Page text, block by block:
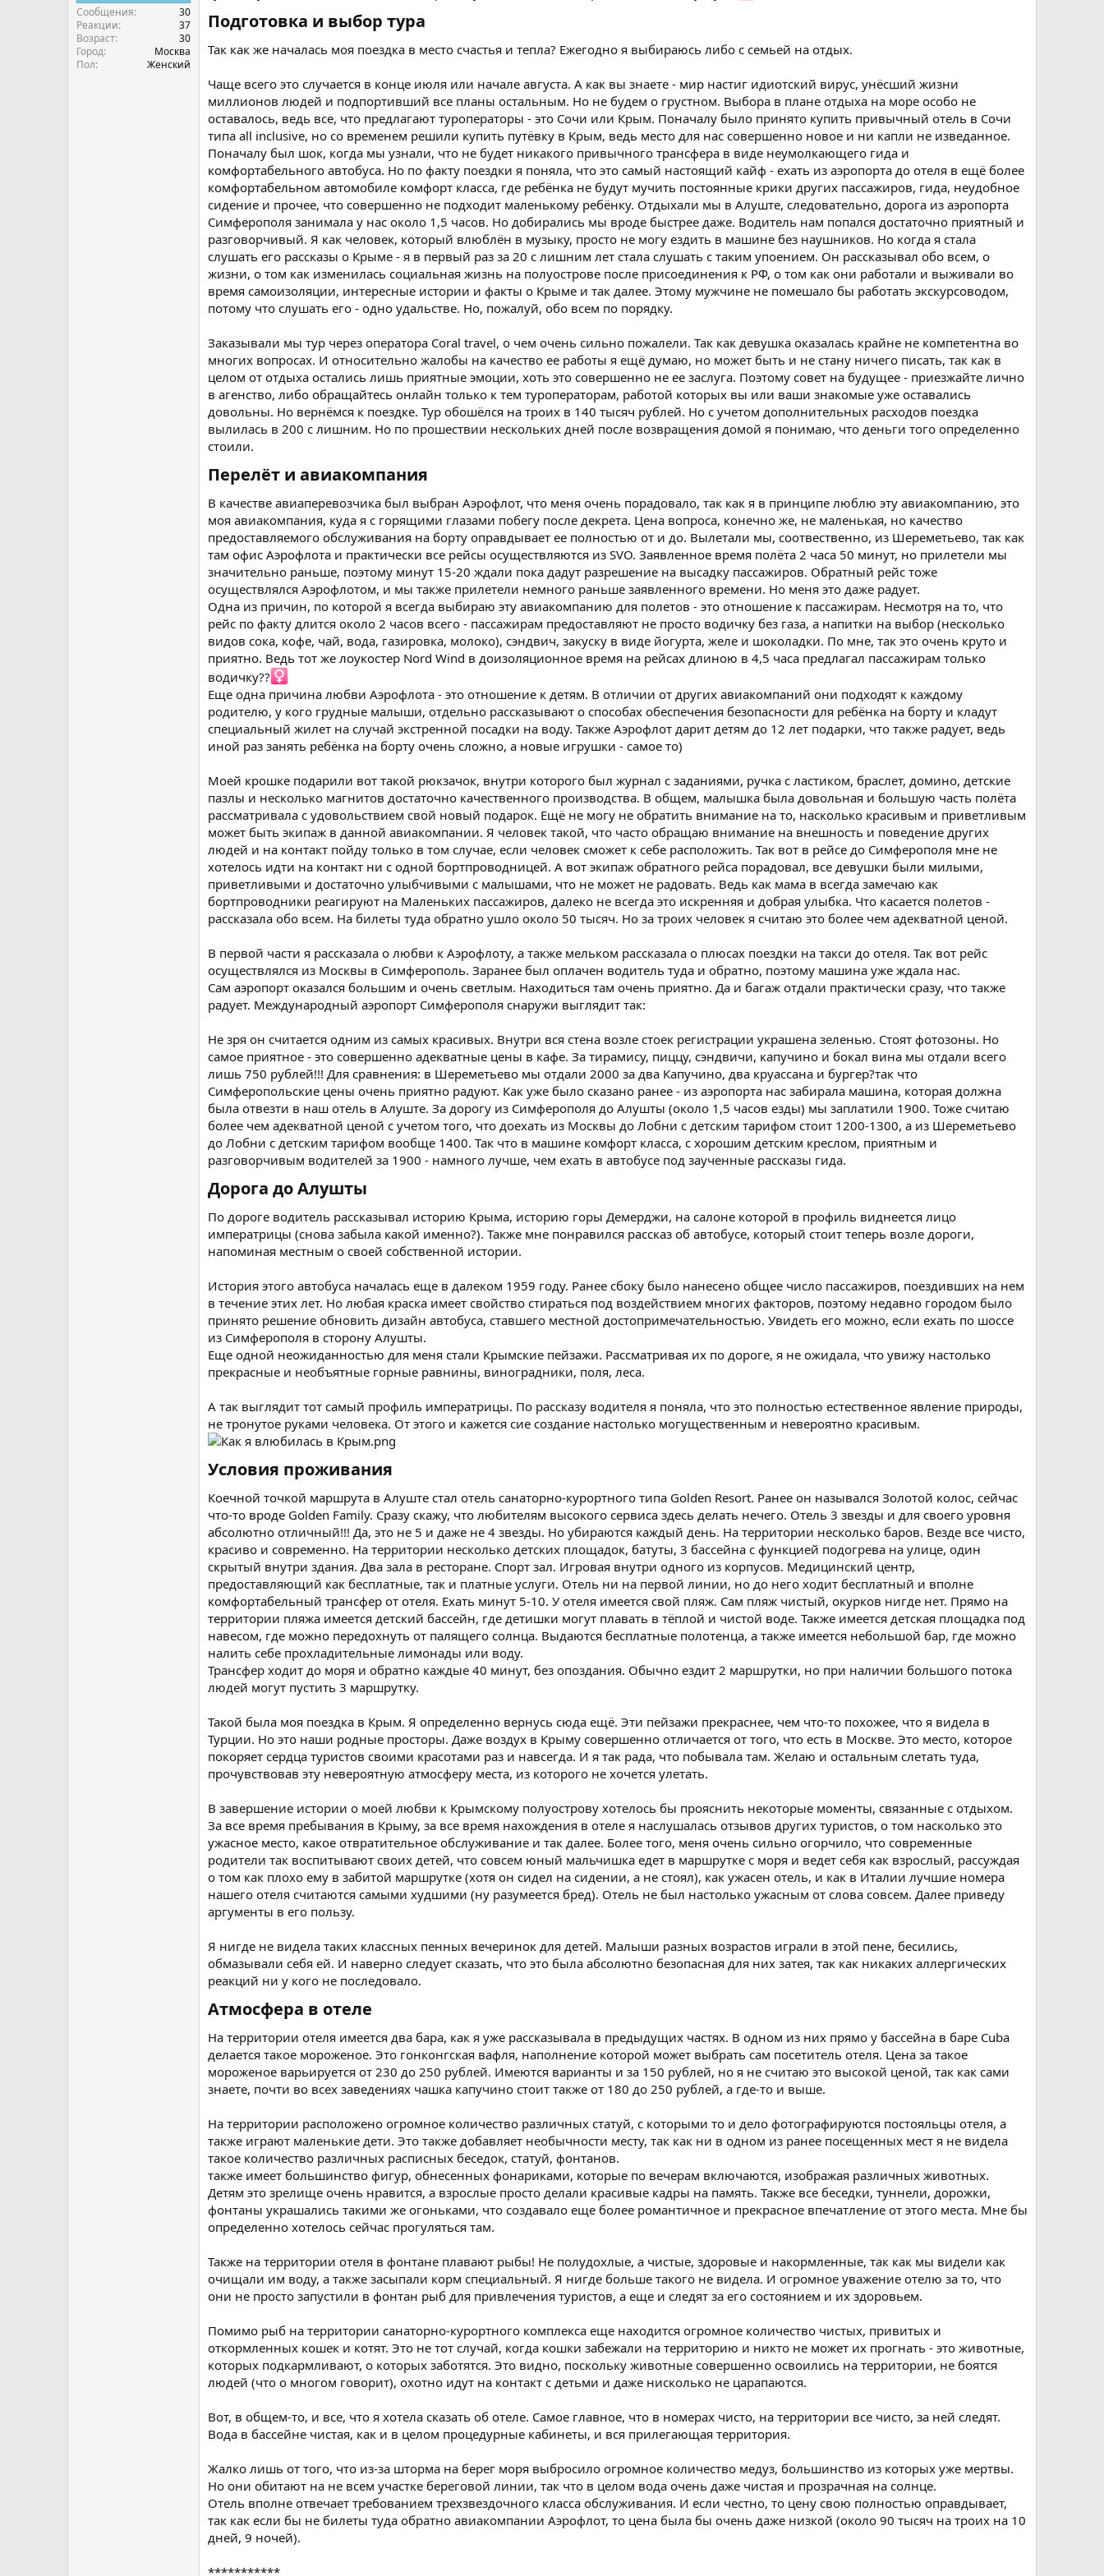
Сообщения
30
Реакции
37
Возраст
30
Город
Москва
Пол
Женский
Подготовка и выбор тура​
Так как же началась моя поездка в место счастья и тепла? Ежегодно я выбираюсь либо с семьей на отдых.
Чаще всего это случается в конце июля или начале августа. А как вы знаете - мир настиг идиотский вирус, унёсший жизни
миллионов людей и подпортивший все планы остальным. Но не будем о грустном. Выбора в плане отдыха на море особо не
оставалось, ведь все, что предлагают туроператоры - это Сочи или Крым. Поначалу было принято купить привычный отель в Сочи
типа all inclusive, но со временем решили купить путёвку в Крым, ведь место для нас совершенно новое и ни капли не изведанное.
Поначалу был шок, когда мы узнали, что не будет никакого привычного трансфера в виде неумолкающего гида и
комфортабельного автобуса. Но по факту поездки я поняла, что это самый настоящий кайф - ехать из аэропорта до отеля в ещё более
комфортабельном автомобиле комфорт класса, где ребёнка не будут мучить постоянные крики других пассажиров, гида, неудобное
сидение и прочее, что совершенно не подходит маленькому ребёнку. Отдыхали мы в Алуште, следовательно, дорога из аэропорта
Симферополя занимала у нас около 1,5 часов. Но добирались мы вроде быстрее даже. Водитель нам попался достаточно приятный и
разговорчивый. Я как человек, который влюблён в музыку, просто не могу ездить в машине без наушников. Но когда я стала
слушать его рассказы о Крыме - я в первый раз за 20 с лишним лет стала слушать с таким упоением. Он рассказывал обо всем, о
жизни, о том как изменилась социальная жизнь на полуострове после присоединения к РФ, о том как они работали и выживали во
время самоизоляции, интересные истории и факты о Крыме и так далее. Этому мужчине не помешало бы работать экскурсоводом,
потому что слушать его - одно удальстве. Но, пожалуй, обо всем по порядку.
Заказывали мы тур через оператора Coral travel, о чем очень сильно пожалели. Так как девушка оказалась крайне не компетентна во
многих вопросах. И относительно жалобы на качество ее работы я ещё думаю, но может быть и не стану ничего писать, так как в
целом от отдыха остались лишь приятные эмоции, хоть это совершенно не ее заслуга. Поэтому совет на будущее - приезжайте лично
в агенство, либо обращайтесь онлайн только к тем туроператорам, работой которых вы или ваши знакомые уже оставались
довольны. Но вернёмся к поездке. Тур обошёлся на троих в 140 тысяч рублей. Но с учетом дополнительных расходов поездка
вылилась в 200 с лишним. Но по прошествии нескольких дней после возвращения домой я понимаю, что деньги того определенно
стоили.
Перелёт и авиакомпания​
В качестве авиаперевозчика был выбран Аэрофлот, что меня очень порадовало, так как я в принципе люблю эту авиакомпанию, это
моя авиакомпания, куда я с горящими глазами побегу после декрета. Цена вопроса, конечно же, не маленькая, но качество
предоставляемого обслуживания на борту оправдывает ее полностью от и до. Вылетали мы, соотвественно, из Шереметьево, так как
там офис Аэрофлота и практически все рейсы осуществляются из SVO. Заявленное время полёта 2 часа 50 минут, но прилетели мы
значительно раньше, поэтому минут 15-20 ждали пока дадут разрешение на высадку пассажиров. Обратный рейс тоже
осуществлялся Аэрофлотом, и мы также прилетели немного раньше заявленного времени. Но меня это даже радует.
Одна из причин, по которой я всегда выбираю эту авиакомпанию для полетов - это отношение к пассажирам. Несмотря на то, что
рейс по факту длится около 2 часов всего - пассажирам предоставляют не просто водичку без газа, а напитки на выбор (несколько
видов сока, кофе, чай, вода, газировка, молоко), сэндвич, закуску в виде йогурта, желе и шоколадки. По мне, так это очень круто и
приятно. Ведь тот же лоукостер Nord Wind в доизоляционное время на рейсах длиною в 4,5 часа предлагал пассажирам только
водичку??‍
Еще одна причина любви Аэрофлота - это отношение к детям. В отличии от других авиакомпаний они подходят к каждому
родителю, у кого грудные малыши, отдельно рассказывают о способах обеспечения безопасности для ребёнка на борту и кладут
специальный жилет на случай экстренной посадки на воду. Также Аэрофлот дарит детям до 12 лет подарки, что также радует, ведь
иной раз занять ребёнка на борту очень сложно, а новые игрушки - самое то)
Моей крошке подарили вот такой рюкзачок, внутри которого был журнал с заданиями, ручка с ластиком, браслет, домино, детские
пазлы и несколько магнитов достаточно качественного производства. В общем, малышка была довольная и большую часть полёта
рассматривала с удовольствием свой новый подарок. Ещё не могу не обратить внимание на то, насколько красивым и приветливым
может быть экипаж в данной авиакомпании. Я человек такой, что часто обращаю внимание на внешность и поведение других
людей и на контакт пойду только в том случае, если человек сможет к себе расположить. Так вот в рейсе до Симферополя мне не
хотелось идти на контакт ни с одной бортпроводницей. А вот экипаж обратного рейса порадовал, все девушки были милыми,
приветливыми и достаточно улыбчивыми с малышами, что не может не радовать. Ведь как мама в всегда замечаю как
бортпроводники реагируют на Маленьких пассажиров, далеко не всегда это искренняя и добрая улыбка. Что касается полетов -
рассказала обо всем. На билеты туда обратно ушло около 50 тысяч. Но за троих человек я считаю это более чем адекватной ценой.
В первой части я рассказала о любви к Аэрофлоту, а также мельком рассказала о плюсах поездки на такси до отеля. Так вот рейс
осуществлялся из Москвы в Симферополь. Заранее был оплачен водитель туда и обратно, поэтому машина уже ждала нас.
Сам аэропорт оказался большим и очень светлым. Находиться там очень приятно. Да и багаж отдали практически сразу, что также
радует. Международный аэропорт Симферополя снаружи выглядит так:
Не зря он считается одним из самых красивых. Внутри вся стена возле стоек регистрации украшена зеленью. Стоят фотозоны. Но
самое приятное - это совершенно адекватные цены в кафе. За тирамису, пиццу, сэндвичи, капучино и бокал вина мы отдали всего
лишь 750 рублей!!! Для сравнения: в Шереметьево мы отдали 2000 за два Капучино, два круассана и бургер?так что
Симферопольские цены очень приятно радуют. Как уже было сказано ранее - из аэропорта нас забирала машина, которая должна
была отвезти в наш отель в Алуште. За дорогу из Симферополя до Алушты (около 1,5 часов езды) мы заплатили 1900. Тоже считаю
более чем адекватной ценой с учетом того, что доехать из Москвы до Лобни с детским тарифом стоит 1200-1300, а из Шереметьево
до Лобни с детским тарифом вообще 1400. Так что в машине комфорт класса, с хорошим детским креслом, приятным и
разговорчивым водителей за 1900 - намного лучше, чем ехать в автобусе под заученные рассказы гида.
Дорога до Алушты​
По дороге водитель рассказывал историю Крыма, историю горы Демерджи, на салоне которой в профиль виднеется лицо
императрицы (снова забыла какой именно?). Также мне понравился рассказ об автобусе, который стоит теперь возле дороги,
напоминая местным о своей собственной истории.
История этого автобуса началась еще в далеком 1959 году. Ранее сбоку было нанесено общее число пассажиров, поездивших на нем
в течение этих лет. Но любая краска имеет свойство стираться под воздействием многих факторов, поэтому недавно городом было
принято решение обновить дизайн автобуса, ставшего местной достопримечательностью. Увидеть его можно, если ехать по шоссе
из Симферополя в сторону Алушты.
Еще одной неожиданностью для меня стали Крымские пейзажи. Рассматривая их по дороге, я не ожидала, что увижу настолько
прекрасные и необъятные горные равнины, виноградники, поля, леса.
А так выглядит тот самый профиль императрицы. По рассказу водителя я поняла, что это полностью естественное явление природы,
не тронутое руками человека. От этого и кажется сие создание настолько могущественным и невероятно красивым.
Условия проживания​
Коечной точкой маршрута в Алуште стал отель санаторно-курортного типа Golden Resort. Ранее он назывался Золотой колос, сейчас
что-то вроде Golden Family. Сразу скажу, что любителям высокого сервиса здесь делать нечего. Отель 3 звезды и для своего уровня
абсолютно отличный!!! Да, это не 5 и даже не 4 звезды. Но убираются каждый день. На территории несколько баров. Везде все чисто,
красиво и современно. На территории несколько детских площадок, батуты, 3 бассейна с функцией подогрева на улице, один
скрытый внутри здания. Два зала в ресторане. Спорт зал. Игровая внутри одного из корпусов. Медицинский центр,
предоставляющий как бесплатные, так и платные услуги. Отель ни на первой линии, но до него ходит бесплатный и вполне
комфортабельный трансфер от отеля. Ехать минут 5-10. У отеля имеется свой пляж. Сам пляж чистый, окурков нигде нет. Прямо на
территории пляжа имеется детский бассейн, где детишки могут плавать в тёплой и чистой воде. Также имеется детская площадка под
навесом, где можно передохнуть от палящего солнца. Выдаются бесплатные полотенца, а также имеется небольшой бар, где можно
налить себе прохладительные лимонады или воду.
Трансфер ходит до моря и обратно каждые 40 минут, без опоздания. Обычно ездит 2 маршрутки, но при наличии большого потока
людей могут пустить 3 маршрутку.
Такой была моя поездка в Крым. Я определенно вернусь сюда ещё. Эти пейзажи прекраснее, чем что-то похожее, что я видела в
Турции. Но это наши родные просторы. Даже воздух в Крыму совершенно отличается от того, что есть в Москве. Это место, которое
покоряет сердца туристов своими красотами раз и навсегда. И я так рада, что побывала там. Желаю и остальным слетать туда,
прочувствовав эту невероятную атмосферу места, из которого не хочется улетать.
В завершение истории о моей любви к Крымскому полуострову хотелось бы прояснить некоторые моменты, связанные с отдыхом.
За все время пребывания в Крыму, за все время нахождения в отеле я наслушалась отзывов других туристов, о том насколько это
ужасное место, какое отвратительное обслуживание и так далее. Более того, меня очень сильно огорчило, что современные
родители так воспитывают своих детей, что совсем юный мальчишка едет в маршрутке с моря и ведет себя как взрослый, рассуждая
о том как плохо ему в забитой маршрутке (хотя он сидел на сидении, а не стоял), как ужасен отель, и как в Италии лучшие номера
нашего отеля считаются самыми худшими (ну разумеется бред). Отель не был настолько ужасным от слова совсем. Далее приведу
аргументы в его пользу.
Я нигде не видела таких классных пенных вечеринок для детей. Малыши разных возрастов играли в этой пене, бесились,
обмазывали себя ей. И наверно следует сказать, что это была абсолютно безопасная для них затея, так как никаких аллергических
реакций ни у кого не последовало.
Атмосфера в отеле​
На территории отеля имеется два бара, как я уже рассказывала в предыдущих частях. В одном из них прямо у бассейна в баре Cuba
делается такое мороженое. Это гонконгская вафля, наполнение которой может выбрать сам посетитель отеля. Цена за такое
мороженое варьируется от 230 до 250 рублей. Имеются варианты и за 150 рублей, но я не считаю это высокой ценой, так как сами
знаете, почти во всех заведениях чашка капучино стоит также от 180 до 250 рублей, а где-то и выше.
На территории расположено огромное количество различных статуй, с которыми то и дело фотографируются постояльцы отеля, а
также играют маленькие дети. Это также добавляет необычности месту, так как ни в одном из ранее посещенных мест я не видела
такое количество различных расписных беседок, статуй, фонтанов.
также имеет большинство фигур, обнесенных фонариками, которые по вечерам включаются, изображая различных животных.
Детям это зрелище очень нравится, а взрослые просто делали красивые кадры на память. Также все беседки, туннели, дорожки,
фонтаны украшались такими же огоньками, что создавало еще более романтичное и прекрасное впечатление от этого места. Мне бы
определенно хотелось сейчас прогуляться там.
Также на территории отеля в фонтане плавают рыбы! Не полудохлые, а чистые, здоровые и накормленные, так как мы видели как
очищали им воду, а также засыпали корм специальный. Я нигде больше такого не видела. И огромное уважение отелю за то, что
они не просто запустили в фонтан рыб для привлечения туристов, а еще и следят за его состоянием и их здоровьем.
Помимо рыб на территории санаторно-курортного комплекса еще находится огромное количество чистых, привитых и
откормленных кошек и котят. Это не тот случай, когда кошки забежали на территорию и никто не может их прогнать - это животные,
которых подкармливают, о которых заботятся. Это видно, поскольку животные совершенно освоились на территории, не боятся
людей (что о многом говорит), охотно идут на контакт с детьми и даже нисколько не царапаются.
Вот, в общем-то, и все, что я хотела сказать об отеле. Самое главное, что в номерах чисто, на территории все чисто, за ней следят.
Вода в бассейне чистая, как и в целом процедурные кабинеты, и вся прилегающая территория.
Жалко лишь от того, что из-за шторма на берег моря выбросило огромное количество медуз, большинство из которых уже мертвы.
Но они обитают на не всем участке береговой линии, так что в целом вода очень даже чистая и прозрачная на солнце.
Отель вполне отвечает требованием трехзвездочного класса обслуживания. И если честно, то цену свою полностью оправдывает,
так как если бы не билеты туда обратно авиакомпании Аэрофлот, то цена была бы очень даже низкой (около 90 тысяч на троих на 10
дней, 9 ночей).
***********